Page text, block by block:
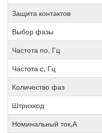
Защита контактов
Выбор фазы
Частота по, Гц
Частота с, Гц
Количество фаз
Штрихкод
Номинальный ток,А